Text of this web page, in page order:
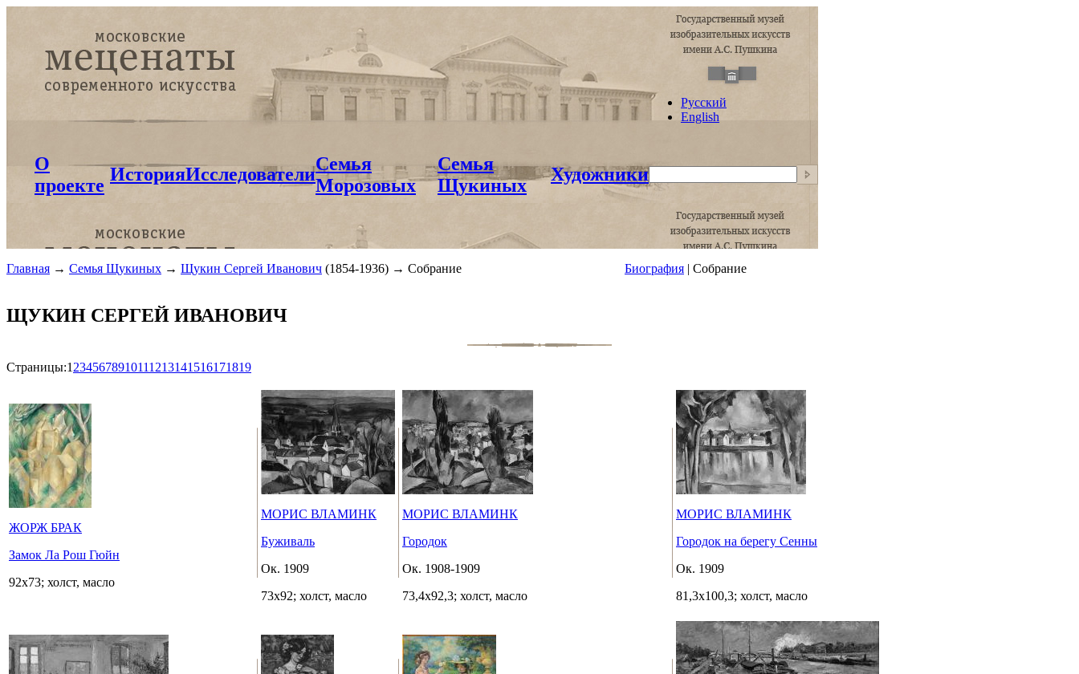
Русский
English
О
проекте
ИсторияИсследователиСемья
Морозовых
Семья
Щукиных
Художники
Главная → Семья Щукиных → Щукин Сергей Иванович (1854-1936) → Собрание Биография | Собрание
ЩУКИН СЕРГЕЙ ИВАНОВИЧ
Страницы:1 2345678910111213141516171819
ЖОРЖ БРАК
Замок Ла Рош Гюйн
92x73; холст, масло
МОРИС ВЛАМИНК
Буживаль
Ок. 1909
73х92; холст, масло
МОРИС ВЛАМИНК
Городок
Ок. 1908-1909
73,4х92,3; холст, масло
МОРИС ВЛАМИНК
Городок на берегу Сенны
Ок. 1909
81,3х100,3; холст, масло